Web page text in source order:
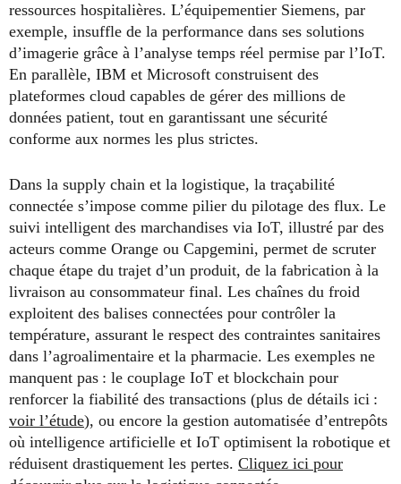
ressources hospitalières. L’équipementier Siemens, par
exemple, insuffle de la performance dans ses solutions
d’imagerie grâce à l’analyse temps réel permise par l’IoT.
En parallèle, IBM et Microsoft construisent des
plateformes cloud capables de gérer des millions de
données patient, tout en garantissant une sécurité
conforme aux normes les plus strictes.
Dans la supply chain et la logistique, la traçabilité
connectée s’impose comme pilier du pilotage des flux. Le
suivi intelligent des marchandises via IoT, illustré par des
acteurs comme Orange ou Capgemini, permet de scruter
chaque étape du trajet d’un produit, de la fabrication à la
livraison au consommateur final. Les chaînes du froid
exploitent des balises connectées pour contrôler la
température, assurant le respect des contraintes sanitaires
dans l’agroalimentaire et la pharmacie. Les exemples ne
manquent pas : le couplage IoT et blockchain pour
renforcer la fiabilité des transactions (plus de détails ici :
voir l’étude), ou encore la gestion automatisée d’entrepôts
où intelligence artificielle et IoT optimisent la robotique et
réduisent drastiquement les pertes. Cliquez ici pour